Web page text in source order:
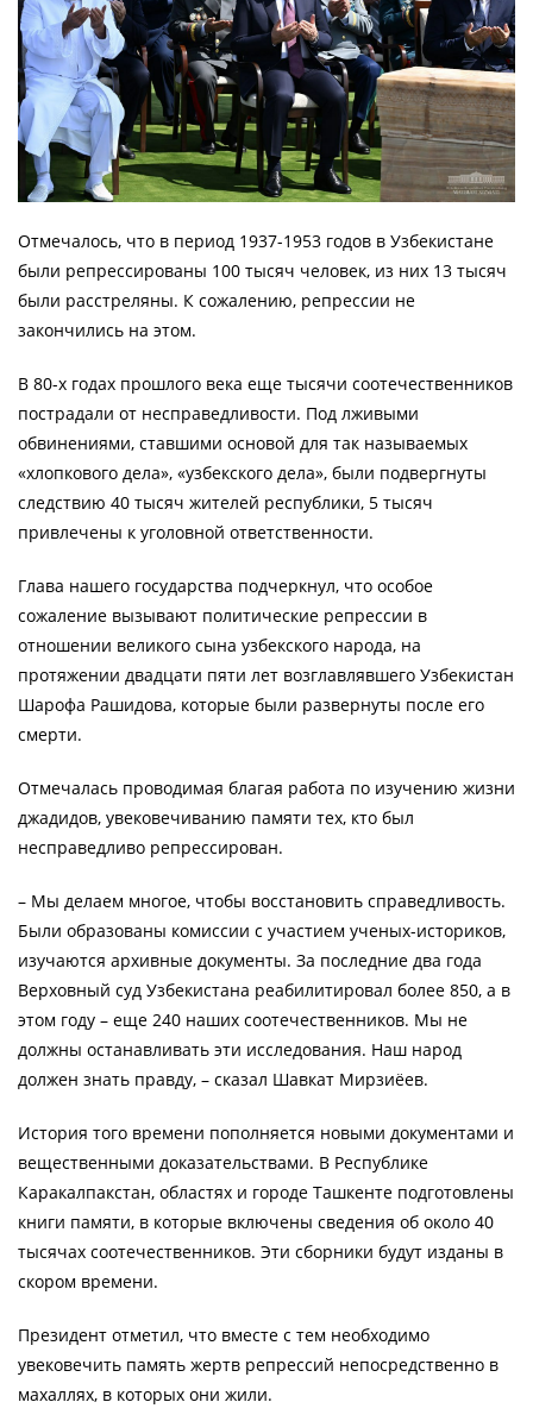
Отмечалось, что в период 1937-1953 годов в Узбекистане
были репрессированы 100 тысяч человек, из них 13 тысяч
были расстреляны. К сожалению, репрессии не
закончились на этом.
В 80-х годах прошлого века еще тысячи соотечественников
пострадали от несправедливости. Под лживыми
обвинениями, ставшими основой для так называемых
«хлопкового дела», «узбекского дела», были подвергнуты
следствию 40 тысяч жителей республики, 5 тысяч
привлечены к уголовной ответственности.
Глава нашего государства подчеркнул, что особое
сожаление вызывают политические репрессии в
отношении великого сына узбекского народа, на
протяжении двадцати пяти лет возглавлявшего Узбекистан
Шарофа Рашидова, которые были развернуты после его
смерти.
Отмечалась проводимая благая работа по изучению жизни
джадидов, увековечиванию памяти тех, кто был
несправедливо репрессирован.
– Мы делаем многое, чтобы восстановить справедливость.
Были образованы комиссии с участием ученых-историков,
изучаются архивные документы. За последние два года
Верховный суд Узбекистана реабилитировал более 850, а в
этом году – еще 240 наших соотечественников. Мы не
должны останавливать эти исследования. Наш народ
должен знать правду, – сказал Шавкат Мирзиёев.
История того времени пополняется новыми документами и
вещественными доказательствами. В Республике
Каракалпакстан, областях и городе Ташкенте подготовлены
книги памяти, в которые включены сведения об около 40
тысячах соотечественников. Эти сборники будут изданы в
скором времени.
Президент отметил, что вместе с тем необходимо
увековечить память жертв репрессий непосредственно в
махаллях, в которых они жили.